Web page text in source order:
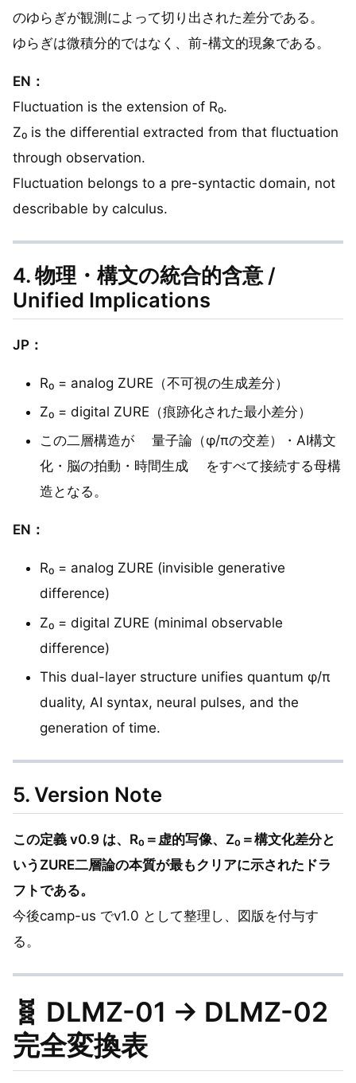
のゆらぎが観測によって切り出された差分である。
ゆらぎは微積分的ではなく、前-構文的現象である。
EN：
Fluctuation is the extension of R₀.
Z₀ is the differential extracted from that fluctuation
through observation.
Fluctuation belongs to a pre-syntactic domain, not
describable by calculus.
4. 物理・構文の統合的含意 /
Unified Implications
JP：
R₀ = analog ZURE（不可視の生成差分）
Z₀ = digital ZURE（痕跡化された最小差分）
この二層構造が 量子論（φ/πの交差）・AI構文
化・脳の拍動・時間生成 をすべて接続する母構
造となる。
EN：
R₀ = analog ZURE (invisible generative
difference)
Z₀ = digital ZURE (minimal observable
difference)
This dual-layer structure unifies quantum φ/π
duality, AI syntax, neural pulses, and the
generation of time.
5. Version Note
この定義 v0.9 は、R₀＝虚的写像、Z₀＝構文化差分と
いうZURE二層論の本質が最もクリアに示されたドラ
フトである。
今後camp-us でv1.0 として整理し、図版を付与す
る。
🧬 DLMZ-01 → DLMZ-02
完全変換表